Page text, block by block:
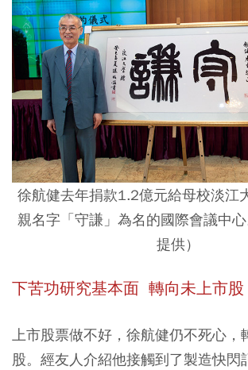
徐航健去年捐款1.2億元給母校淡江
親名字「守謙」為名的國際會議中
提供）
下苦功研究基本面 轉向未上市股
上市股票做不好，徐航健仍不死心
股。經友人介紹他接觸到了製造快閃